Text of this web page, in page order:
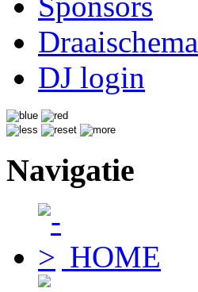
Draaischema
DJ login
Navigatie
HOME